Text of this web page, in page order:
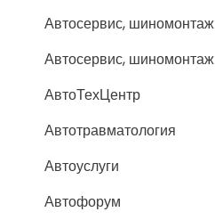
Автосервис, шиномонтаж
Автосервис, шиномонтаж
АвтоТехЦентр
Автотравматология
Автоуслуги
Автофорум